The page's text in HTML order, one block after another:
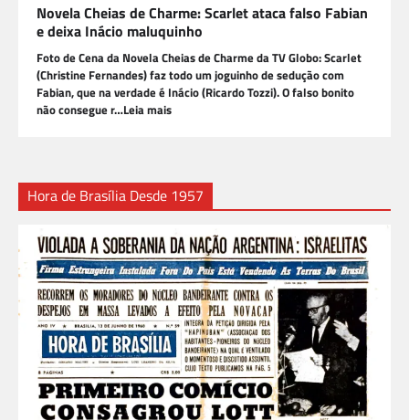
Novela Cheias de Charme: Scarlet ataca falso Fabian
e deixa Inácio maluquinho
Foto de Cena da Novela Cheias de Charme da TV Globo: Scarlet
(Christine Fernandes) faz todo um joguinho de sedução com
Fabian, que na verdade é Inácio (Ricardo Tozzi). O falso bonito
não consegue r…Leia mais
Hora de Brasília Desde 1957